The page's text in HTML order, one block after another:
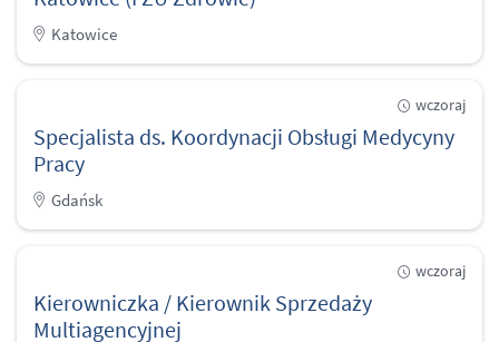
Katowice
Specjalista ds. Koordynacji Obsługi Medycyny
Pracy
wczoraj
Gdańsk
Kierowniczka / Kierownik Sprzedaży
Multiagencyjnej
wczoraj